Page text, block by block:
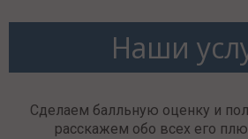
Наши
Сделаем балльную оценку и
расскажем обо всех его